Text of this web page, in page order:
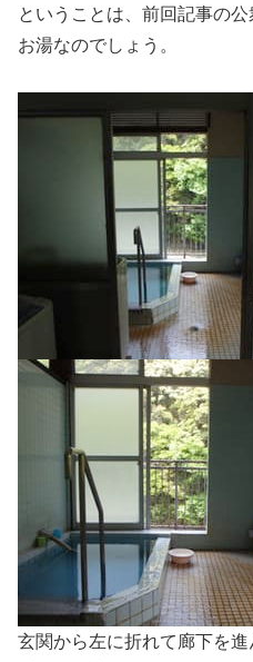
ということは、前回記事の
お湯なのでしょう。
玄関から左に折れて廊下を進